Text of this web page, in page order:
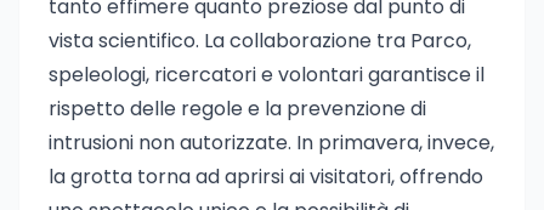
tanto effimere quanto preziose dal punto di
vista scientifico. La collaborazione tra Parco,
speleologi, ricercatori e volontari garantisce il
rispetto delle regole e la prevenzione di
intrusioni non autorizzate. In primavera, invece,
la grotta torna ad aprirsi ai visitatori, offrendo